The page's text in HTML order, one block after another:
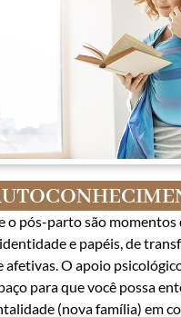
o pós-parto são momentos
e papéis, de
afetivas. O apoio
para que você possa
(nova família) em